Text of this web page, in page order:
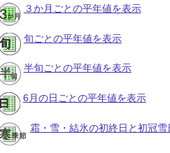
３か月ごとの平年値を表示
旬ごとの平年値を表示
半旬ごとの平年値を表示
6月の日ごとの平年値を表示
霜・雪・結氷の初終日と初冠